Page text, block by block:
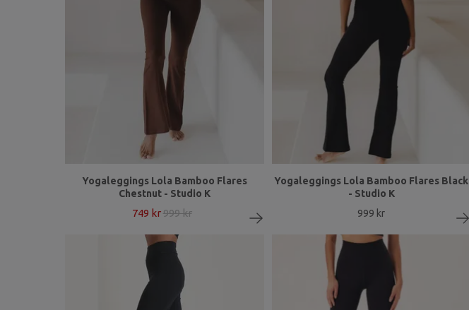
Yogaleggings Lola Bamboo Flares
Chestnut - Studio K
749 kr 999 kr
Yogaleggings Lola Bamboo Flares Black
- Studio K
999 kr